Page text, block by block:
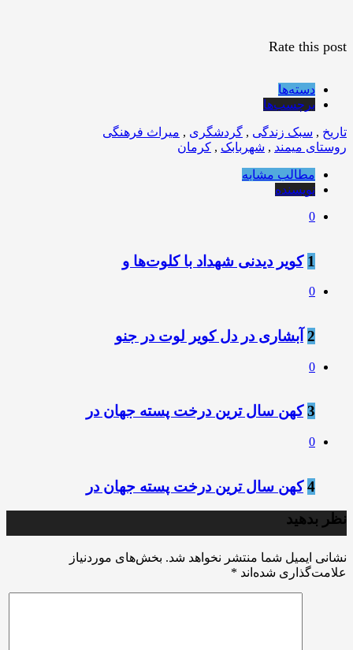
Rate this post
دسته‌ها
برچسب‌ها
تاریخ , سبک زندگی , گردشگری , میراث فرهنگی
روستای میمند , شهربابک , کرمان
مطالب مشابه
نویسنده
0
1 کویر دیدنی شهداد با کلوت‌ها و
0
2 آبشاری در دل کویر لوت در جنو
0
3 کهن سال ترین درخت پسته جهان در
0
4 کهن سال ترین درخت پسته جهان در
نظر بدهید
نشانی ایمیل شما منتشر نخواهد شد. بخش‌های موردنیاز
علامت‌گذاری شده‌اند *